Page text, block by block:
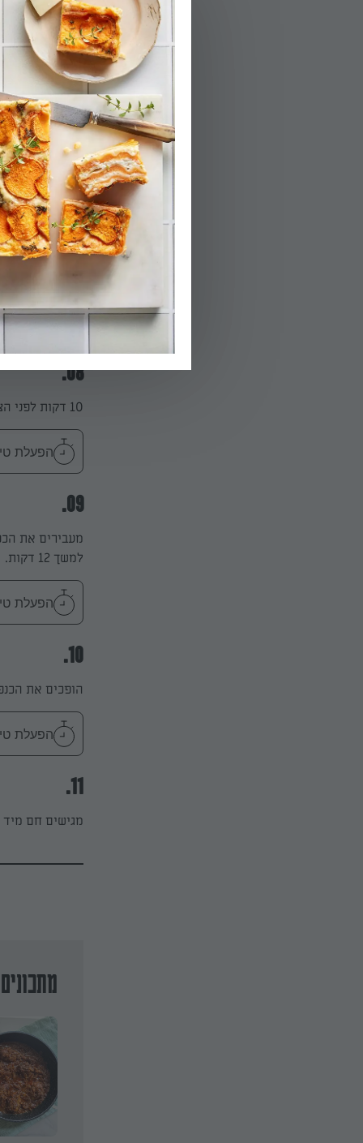
הפעלת טיימר
04.
מוסיפים את
05.
מבשלים מעל
06.
יוצקים את
07.
מחממים את גריל
08.
10 דקות לפני הצלייה מוציאים את הכנפיים מהמקרר אל משטח העבודה.
הפעלת טיימר
09.
מעבירים את
למשך 12 דקות.
הפעלת טיימר
10.
הופכים את
הפעלת טיימר
11.
מגישים חם